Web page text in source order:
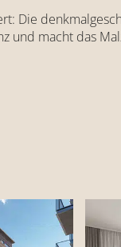
Die
und macht das